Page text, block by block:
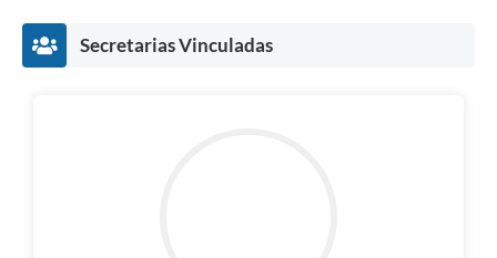
Secretarias Vinculadas